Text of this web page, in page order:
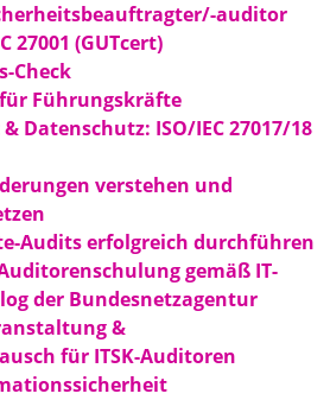
auditor
27001 (GUTcert)
Check
Führungskräfte
Datenschutz: ISO/IEC 27017/18
verstehen und
Audits erfolgreich durchführen
Auditorenschulung gemäß IT-
der Bundesnetzagentur
&
für ITSK-Auditoren